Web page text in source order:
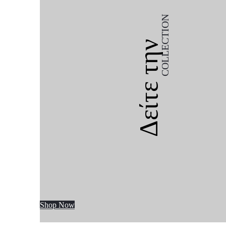
Δείτε τηνCOLLECTION
Shop Now